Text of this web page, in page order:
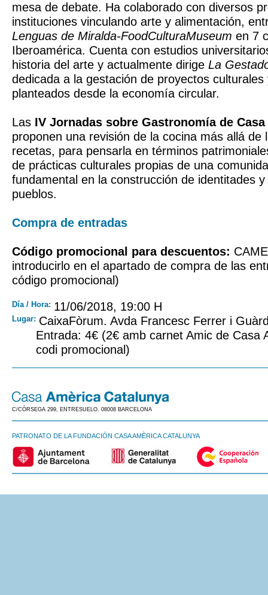
mesa de debate. Ha colaborado con diversos
instituciones vinculando arte y alimentación,
Lenguas de Miralda-FoodCulturaMuseum en 7
Iberoamérica. Cuenta con estudios
historia del arte y actualmente dirige La
dedicada a la gestación de proyectos culturales
planteados desde la economía circular.
Las IV Jornadas sobre Gastronomía de
proponen una revisión de la cocina más allá de
recetas, para pensarla en términos
de prácticas culturales propias de una
fundamental en la construcción de identitades
pueblos.
Compra de entradas
Código promocional para descuentos:
introducirlo en el apartado de compra de las
código promocional)
Día / Hora: 11/06/2018, 19:00 H
Lugar: CaixaFòrum. Avda Francesc Ferrer i
Entrada: 4€ (2€ amb carnet Amic de Casa
codi promocional)
C/CÒRSEGA 299, ENTRESUELO. 08008 BARCELONA
PATRONATO DE LA FUNDACIÓN CASA AMÈRICA CATALUNYA